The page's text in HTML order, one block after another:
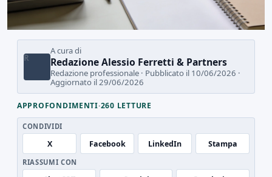
R
A cura di
Redazione Alessio Ferretti & Partners
Redazione professionale · Pubblicato il 10/06/2026 ·
Aggiornato il 29/06/2026
APPROFONDIMENTI·260 LETTURE
CONDIVIDI
X Facebook LinkedIn Stampa
RIASSUMI CON